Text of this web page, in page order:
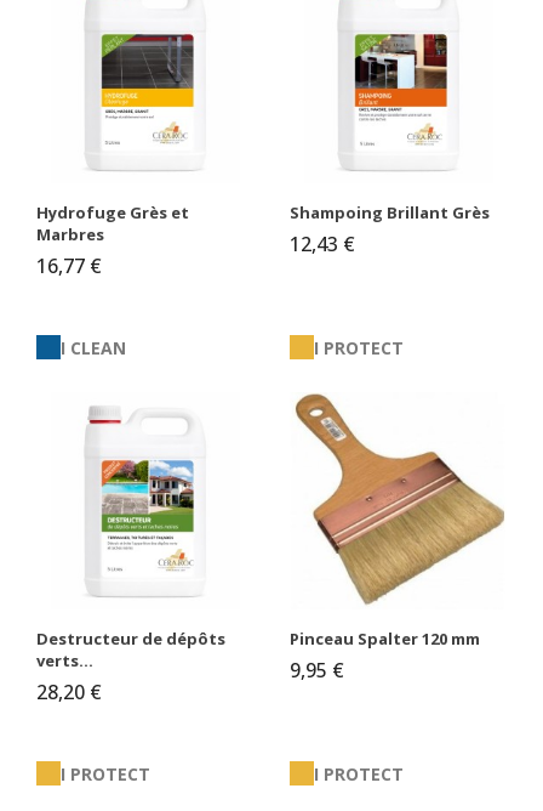
Hydrofuge Grès et
Marbres
16,77 €
Shampoing Brillant Grès
12,43 €
I CLEAN
Destructeur de dépôts
verts...
28,20 €
I PROTECT
Pinceau Spalter 120 mm
9,95 €
I PROTECT I PROTECT